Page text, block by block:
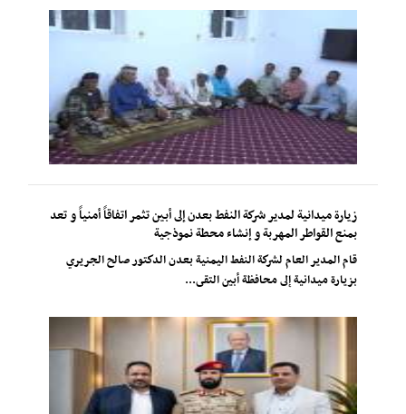
زيارة ميدانية لمدير شركة النفط بعدن إلى أبين تثمر اتفاقاً أمنياً و تعد
بمنع القواطر المهربة و إنشاء محطة نموذجية
قام المدير العام لشركة النفط اليمنية بعدن الدكتور صالح الجريري
بزيارة ميدانية إلى محافظة أبين التقى...